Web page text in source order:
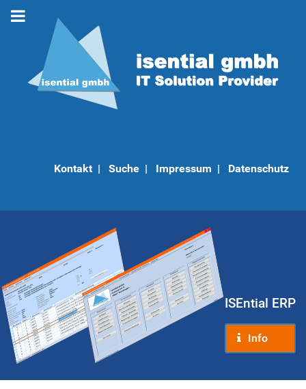
Kontakt | Suche | Impressum | Datenschutz
ISEntial ERP
Info